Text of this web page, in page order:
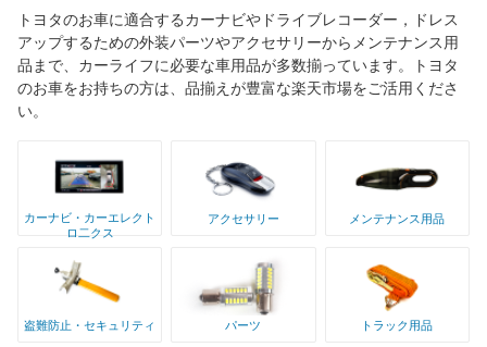
トヨタのお車に適合するカーナビやドライブレコーダー，ドレス
アップするための外装パーツやアクセサリーからメンテナンス用
品まで、カーライフに必要な車用品が多数揃っています。トヨタ
のお車をお持ちの方は、品揃えが豊富な楽天市場をご活用くださ
い。
カーナビ・カーエレクト
ロ二クス
アクセサリー メンテナンス用品
盗難防止・セキュリティ パーツ トラック用品